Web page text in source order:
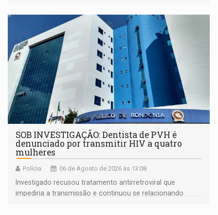
SOB INVESTIGAÇÃO: Dentista de PVH é
denunciado por transmitir HIV a quatro
mulheres
Polícia 06 de Agosto de 2026 às 13:08
Investigado recusou tratamento antirretroviral que
impediria a transmissão e continuou se relacionando